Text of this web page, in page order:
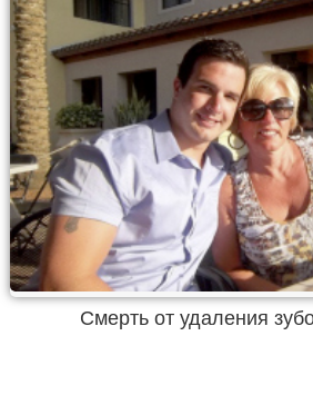
Смерть от удаления